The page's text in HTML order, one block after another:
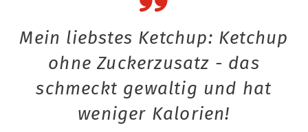
Mein liebstes Ketchup: Ketchup
ohne Zuckerzusatz - das
schmeckt gewaltig und hat
weniger Kalorien!